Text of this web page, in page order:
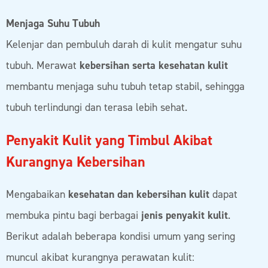
Menjaga Suhu Tubuh
Kelenjar dan pembuluh darah di kulit mengatur suhu
tubuh. Merawat kebersihan serta kesehatan kulit
membantu menjaga suhu tubuh tetap stabil, sehingga
tubuh terlindungi dan terasa lebih sehat.
Penyakit Kulit yang Timbul Akibat
Kurangnya Kebersihan
Mengabaikan kesehatan dan kebersihan kulit dapat
membuka pintu bagi berbagai jenis penyakit kulit.
Berikut adalah beberapa kondisi umum yang sering
muncul akibat kurangnya perawatan kulit: